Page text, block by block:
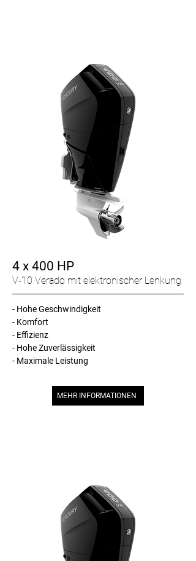
4 x 400 HP
V-10 Verado mit elektronischer Lenkung
- Hohe Geschwindigkeit
- Komfort
- Effizienz
- Hohe Zuverlässigkeit
- Maximale Leistung
MEHR INFORMATIONEN